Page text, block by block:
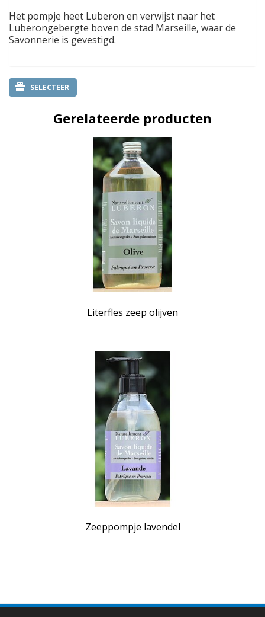
Het pompje heet Luberon en verwijst naar het
Luberongebergte boven de stad Marseille, waar de
Savonnerie is gevestigd.
SELECTEER
Gerelateerde producten
Literfles zeep olijven
Zeeppompje lavendel